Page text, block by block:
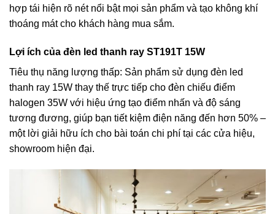
hợp tái hiện rõ nét nổi bật mọi sản phẩm và tạo không khí
thoáng mát cho khách hàng mua sắm.
Lợi ích của đèn led thanh ray ST191T 15W
Tiêu thụ năng lượng thấp: Sản phẩm sử dụng đèn led
thanh ray 15W thay thế trực tiếp cho đèn chiếu điểm
halogen 35W với hiệu ứng tạo điểm nhấn và độ sáng
tương đương, giúp bạn tiết kiệm điện năng đến hơn 50% –
một lời giải hữu ích cho bài toán chi phí tại các cửa hiệu,
showroom hiện đại.